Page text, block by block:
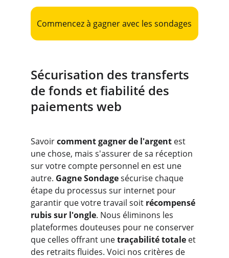
Commencez à gagner avec les sondages
Sécurisation des transferts
de fonds et fiabilité des
paiements web
Savoir comment gagner de l'argent est
une chose, mais s'assurer de sa réception
sur votre compte personnel en est une
autre. Gagne Sondage sécurise chaque
étape du processus sur internet pour
garantir que votre travail soit récompensé
rubis sur l'ongle. Nous éliminons les
plateformes douteuses pour ne conserver
que celles offrant une traçabilité totale et
des retraits fluides. Voici nos critères de